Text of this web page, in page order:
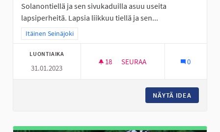
Solanontiellä ja sen sivukaduilla asuu useita
lapsiperheitä. Lapsia liikkuu tiellä ja sen...
Rajaa tulokset teeman mukaan: Itäinen Seinäjoki
Itäinen Seinäjoki
LUONTIAIKA
31.01.2023
18 18 SEURAAJAA
SEURAA 0
NÄYTÄ IDEA